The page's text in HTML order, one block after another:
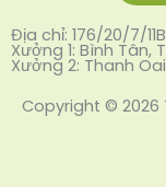
Địa chỉ: 176/20/7/
Xưởng 1: Bình Tân,
Xưởng 2: Thanh
Copyright © 2026